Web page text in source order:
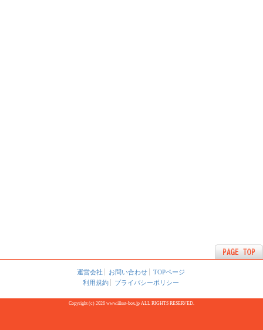
運営会社 お問い合わせ
TOPページ
利用規約
プライバシーポリシー
Copyright (c) 2026 www.illust-box.jp ALL RIGHTS RESERVED.